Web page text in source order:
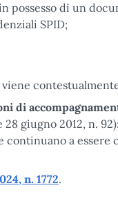
possesso di un
SPID;
di
giugno 2012, n.
continuano a essere
n. 1772.